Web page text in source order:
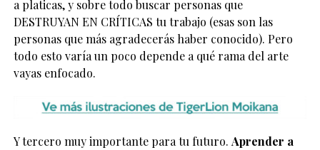
a platicas, y sobre todo buscar personas que
DESTRUYAN EN CRÍTICAS tu trabajo (esas son las
personas que más agradecerás haber conocido). Pero
todo esto varía un poco depende a qué rama del arte
vayas enfocado.
Y tercero muy importante para tu futuro. Aprender a